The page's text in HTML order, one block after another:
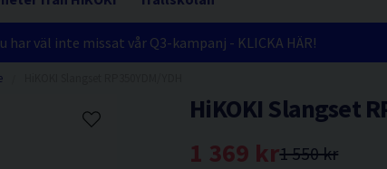
har väl inte missat vår Q3-kampanj - KLICKA HÄR!
HiKOKI Slangset
1 550 kr
1 369 kr